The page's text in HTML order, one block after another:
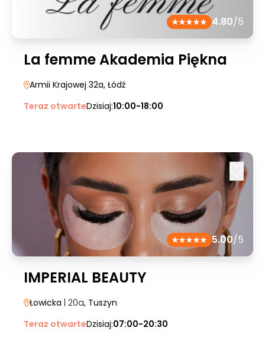
4.80/5
La femme Akademia Piękna
Armii Krajowej 32a, Łódź
Teraz otwarteDzisiaj:10:00-18:00
5.00/5
IMPERIAL BEAUTY
Łowicka | 20a, Tuszyn
Teraz otwarteDzisiaj:07:00-20:30